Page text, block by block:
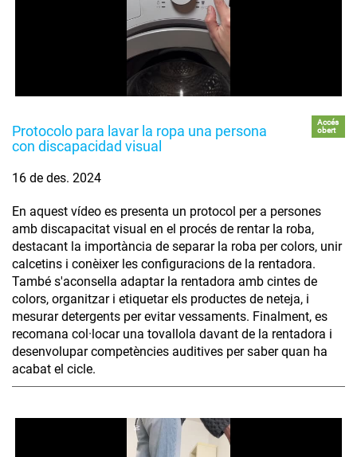
Protocolo para lavar la ropa una persona
con discapacidad visual
Accés
obert
16 de des. 2024
En aquest vídeo es presenta un protocol per a persones
amb discapacitat visual en el procés de rentar la roba,
destacant la importància de separar la roba per colors, unir
calcetins i conèixer les configuracions de la rentadora.
També s'aconsella adaptar la rentadora amb cintes de
colors, organitzar i etiquetar els productes de neteja, i
mesurar detergents per evitar vessaments. Finalment, es
recomana col·locar una tovallola davant de la rentadora i
desenvolupar competències auditives per saber quan ha
acabat el cicle.